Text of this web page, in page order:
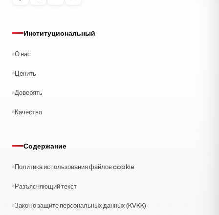
Институциональный
О нас
Ценить
Доверять
Качество
Содержание
Политика использования файлов cookie
Разъясняющий текст
Закон о защите персональных данных (KVKK)